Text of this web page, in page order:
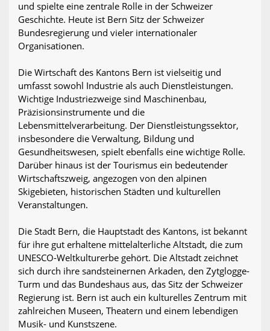
und spielte eine zentrale Rolle in der Schweizer
Geschichte. Heute ist Bern Sitz der Schweizer
Bundesregierung und vieler internationaler
Organisationen.
Die Wirtschaft des Kantons Bern ist vielseitig und
umfasst sowohl Industrie als auch Dienstleistungen.
Wichtige Industriezweige sind Maschinenbau,
Präzisionsinstrumente und die
Lebensmittelverarbeitung. Der Dienstleistungssektor,
insbesondere die Verwaltung, Bildung und
Gesundheitswesen, spielt ebenfalls eine wichtige Rolle.
Darüber hinaus ist der Tourismus ein bedeutender
Wirtschaftszweig, angezogen von den alpinen
Skigebieten, historischen Städten und kulturellen
Veranstaltungen.
Die Stadt Bern, die Hauptstadt des Kantons, ist bekannt
für ihre gut erhaltene mittelalterliche Altstadt, die zum
UNESCO-Weltkulturerbe gehört. Die Altstadt zeichnet
sich durch ihre sandsteinernen Arkaden, den Zytglogge-
Turm und das Bundeshaus aus, das Sitz der Schweizer
Regierung ist. Bern ist auch ein kulturelles Zentrum mit
zahlreichen Museen, Theatern und einem lebendigen
Musik- und Kunstszene.